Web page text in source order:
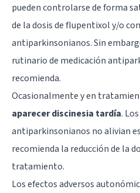
pueden controlarse de forma
de la dosis de flupentixol y/o
antiparkinsonianos. Sin
rutinario de medicación
recomienda.
Ocasionalmente y en
aparecer discinesia tardía.
antiparkinsonianos no alivian
recomienda la reducción de la
tratamiento.
Los efectos adversos